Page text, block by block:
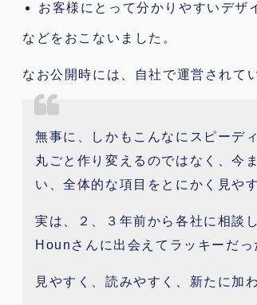
お客様にとって分かりやすいデザ
などをおこないました。
なお公開時には、自社で運営されて
無事に、しかもこんなにスピーデ
丸ごと作り変えるのではなく、今
い、全体的な項目をとにかく見や
実は、２、３年前から各社に相談
Hounさんに出会えてラッキーだっ
見やすく、読みやすく、新たに加